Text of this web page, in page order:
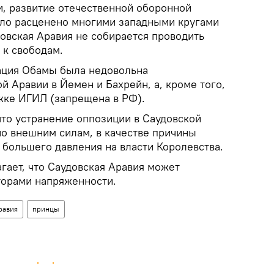
отечественной оборонной
расценено многими западными кругами
Аравия не собирается проводить
свободам.
Обамы была недовольна
Аравии в Йемен и Бахрейн, а, кроме того,
ИГИЛ (запрещена в РФ).
устранение оппозиции в Саудовской
внешним силам, в качестве причины
давления на власти Королевства.
что Саудовская Аравия может
напряженности.
принцы